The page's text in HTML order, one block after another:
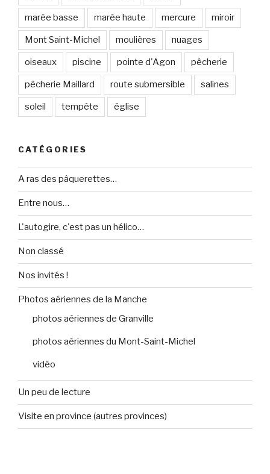
marée basse marée haute mercure miroir
Mont Saint-Michel moulières nuages
oiseaux piscine pointe d'Agon pêcherie
pêcherie Maillard route submersible salines
soleil tempête église
CATÉGORIES
A ras des pâquerettes…
Entre nous…
L'autogire, c'est pas un hélico…
Non classé
Nos invités !
Photos aériennes de la Manche
photos aériennes de Granville
photos aériennes du Mont-Saint-Michel
vidéo
Un peu de lecture
Visite en province (autres provinces)